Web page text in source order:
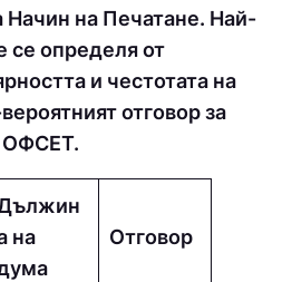
Начин на Печатане. Най-
се определя от
и честотата на
отговор за
на
Отговор